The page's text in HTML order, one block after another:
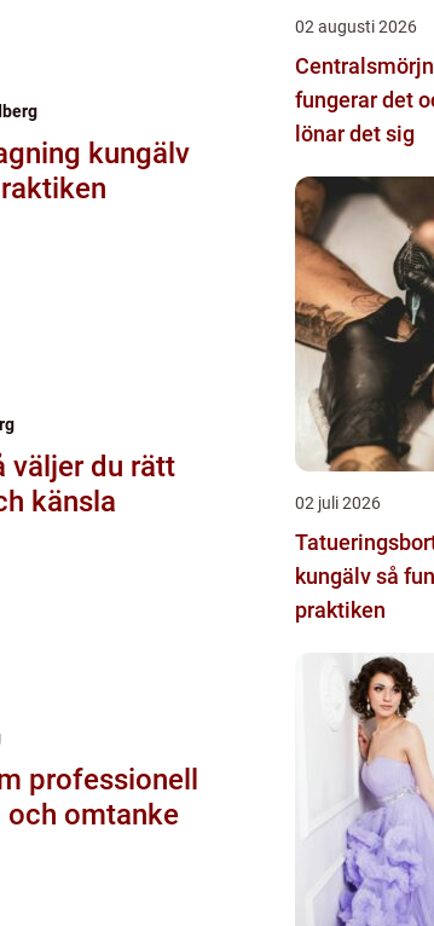
kungälv
känsla
och omtanke
02 augusti 2026
fungerar det
lönar det sig
02 juli 2026
kungälv så funkar det i
praktiken